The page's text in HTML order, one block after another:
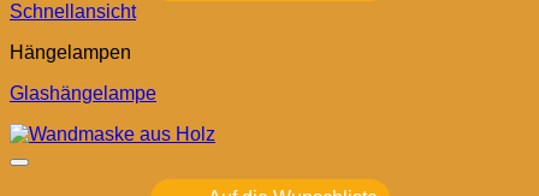
Schnellansicht
Hängelampen
Glashängelampe